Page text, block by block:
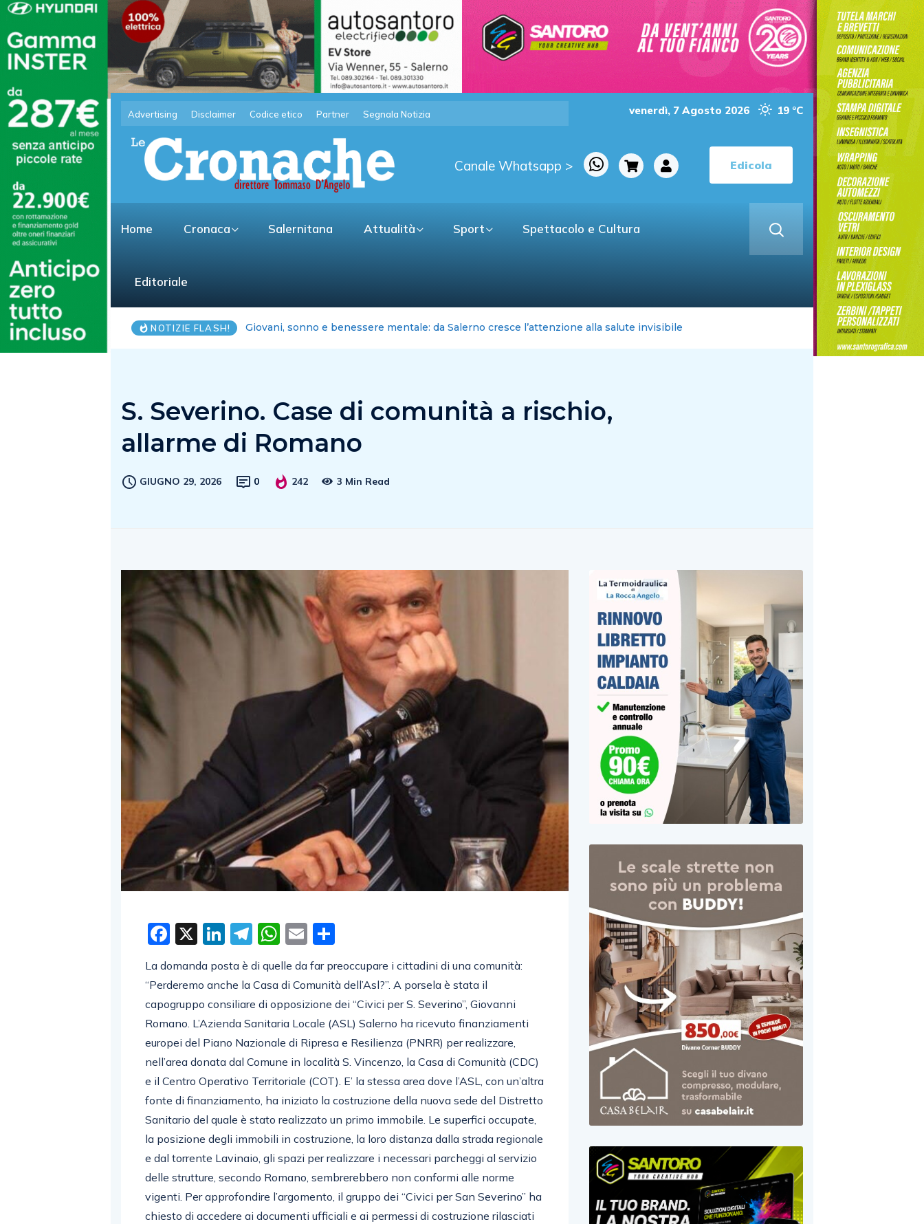
Advertising Disclaimer Codice etico Partner Segnala Notizia venerdì, 7 Agosto 2026 19 °C
Canale Whatsapp > Edicola
Home Cronaca Salernitana Attualità Sport Spettacolo e Cultura
Editoriale
NOTIZIE FLASH! Lega Salerno: nominati i nuovi commissari cittadini
S. Severino. Case di comunità a rischio,
allarme di Romano
GIUGNO 29, 2026 0 242 3 Min Read
Facebook
X LinkedIn
Telegram
WhatsApp
Email
La domanda posta è di quelle da far preoccupare i cittadini di una comunità:
“Perderemo anche la Casa di Comunità dell’Asl?”. A porsela è stata il
capogruppo consiliare di opposizione dei “Civici per S. Severino”, Giovanni
Romano. L’Azienda Sanitaria Locale (ASL) Salerno ha ricevuto finanziamenti
europei del Piano Nazionale di Ripresa e Resilienza (PNRR) per realizzare,
nell’area donata dal Comune in località S. Vincenzo, la Casa di Comunità (CDC)
e il Centro Operativo Territoriale (COT). E’ la stessa area dove l’ASL, con un’altra
fonte di finanziamento, ha iniziato la costruzione della nuova sede del Distretto
Sanitario del quale è stato realizzato un primo immobile. Le superfici occupate,
la posizione degli immobili in costruzione, la loro distanza dalla strada regionale
e dal torrente Lavinaio, gli spazi per realizzare i necessari parcheggi al servizio
delle strutture, secondo Romano, sembrerebbero non conformi alle norme
vigenti. Per approfondire l’argomento, il gruppo dei “Civici per San Severino” ha
chiesto di accedere ai documenti ufficiali e ai permessi di costruzione rilasciati